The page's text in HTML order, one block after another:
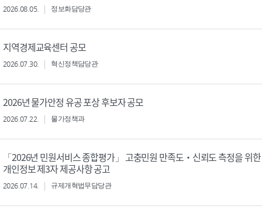
2026.08.05. 정보화담당관
지역경제교육센터 공모
2026.07.30. 혁신정책담당관
2026년 물가안정 유공 포상 후보자 공모
2026.07.22. 물가정책과
「2026년 민원서비스 종합평가」 고충민원 만족도‧신뢰도 측정을 위한
개인정보 제3자 제공사항 공고
2026.07.14. 규제개혁법무담당관